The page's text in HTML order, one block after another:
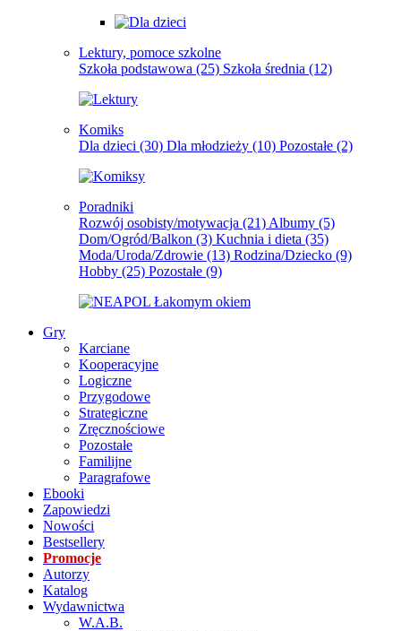
Lektury, pomoce szkolne
Szkoła podstawowa (25) Szkoła średnia (12)
Komiks
Dla dzieci (30) Dla młodzieży (10) Pozostałe (2)
Poradniki
Rozwój osobisty/motywacja (21) Albumy (5)
Dom/Ogród/Balkon (3) Kuchnia i dieta (35)
Moda/Uroda/Zdrowie (13) Rodzina/Dziecko (9)
Hobby (25) Pozostałe (9)
Gry
Karciane
Kooperacyjne
Logiczne
Przygodowe
Strategiczne
Zręcznościowe
Pozostałe
Familijne
Paragrafowe
Ebooki
Zapowiedzi
Nowości
Bestsellery
Promocje
Autorzy
Katalog
Wydawnictwa
W.A.B.